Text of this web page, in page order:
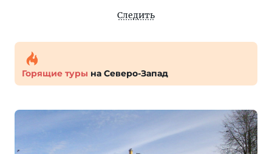
Следить
Горящие туры на Северо-Запад